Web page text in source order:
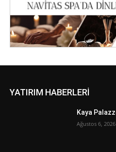
YATIRIM HABERLERİ
Kaya
Ağustos 6, 2026